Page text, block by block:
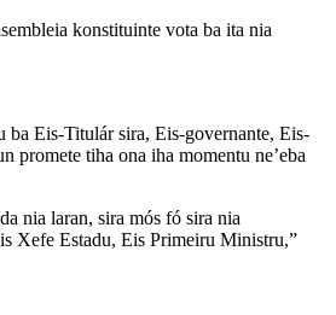
konstituinte vota ba ita nia
ba Eis-Titulár sira, Eis-governante, Eis-
promete tiha ona iha momentu ne’eba
nia laran, sira mós fó sira nia
Xefe Estadu, Eis Primeiru Ministru,”